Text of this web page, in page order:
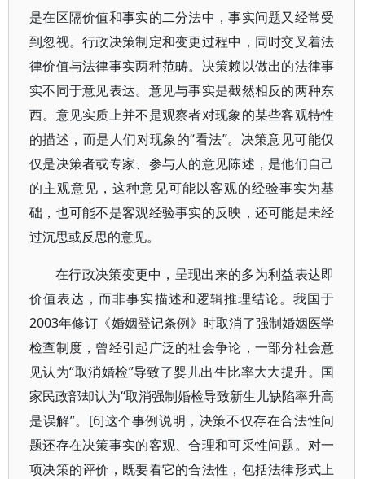
是在区隔价值和事实的二分法中，事实问题又经常受
到忽视。行政决策制定和变更过程中，同时交叉着法
律价值与法律事实两种范畴。决策赖以做出的法律事
实不同于意见表达。意见与事实是截然相反的两种东
西。意见实质上并不是观察者对现象的某些客观特性
的描述，而是人们对现象的“看法”。决策意见可能仅
仅是决策者或专家、参与人的意见陈述，是他们自己
的主观意见，这种意见可能以客观的经验事实为基
础，也可能不是客观经验事实的反映，还可能是未经
过沉思或反思的意见。
在行政决策变更中，呈现出来的多为利益表达即
价值表达，而非事实描述和逻辑推理结论。我国于
2003年修订《婚姻登记条例》时取消了强制婚姻医学
检查制度，曾经引起广泛的社会争论，一部分社会意
见认为“取消婚检”导致了婴儿出生比率大大提升。国
家民政部却认为“取消强制婚检导致新生儿缺陷率升高
是误解”。[6]这个事例说明，决策不仅存在合法性问
题还存在决策事实的客观、合理和可采性问题。对一
项决策的评价，既要看它的合法性，包括法律形式上